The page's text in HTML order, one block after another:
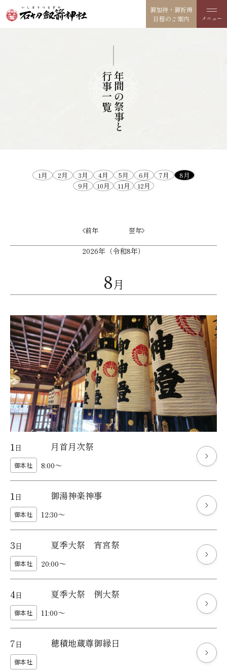
御加持・御祈祷
日程のご案内
年間の
祭事と
行事一覧
前年
1月 2月 3月 4月 5月 6月 7月
8月
9月
10月 11月 12月
翌年
2026年（令和8年）
8月
1 日 月首月次祭
御本社 8:00～
1 日 御湯神楽神事
御本社 12:30～
3 日 夏季大祭 宵宮祭
御本社 20:00～
4日 夏季大祭 例大祭
御本社 11:00～
7 日 穂積地蔵尊御縁日
御本社